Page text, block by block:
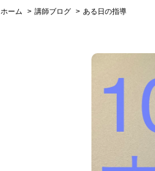
ホーム 講師ブログ ある日の指導